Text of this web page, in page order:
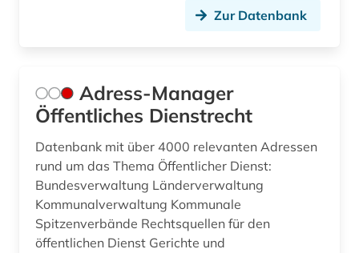
bundesverfassungsgericht (5)
bundesverwaltung (1)
bundesverwaltungsgericht (4)
bundeswehr (1)
byzanz (1)
börsenrecht (2)
Zur Datenbank
Adress-Manager
Öffentliches Dienstrecht
Datenbank mit über 4000 relevanten Adressen
rund um das Thema Öffentlicher Dienst:
Bundesverwaltung Länderverwaltung
Kommunalverwaltung Kommunale
Spitzenverbände Rechtsquellen für den
öffentlichen Dienst Gerichte und